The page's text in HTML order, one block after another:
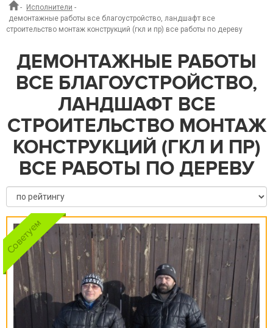
- Исполнители -
демонтажные работы все благоустройство, ландшафт все
строительство монтаж конструкций (гкл и пр) все работы по дереву
ДЕМОНТАЖНЫЕ РАБОТЫ
ВСЕ БЛАГОУСТРОЙСТВО,
ЛАНДШАФТ ВСЕ
СТРОИТЕЛЬСТВО МОНТАЖ
КОНСТРУКЦИЙ (ГКЛ И ПР)
ВСЕ РАБОТЫ ПО ДЕРЕВУ